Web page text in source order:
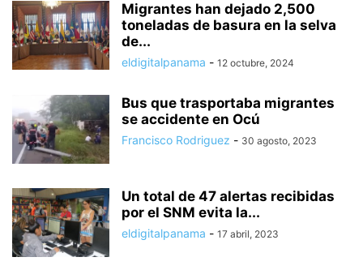
Migrantes han dejado 2,500
toneladas de basura en la selva
de...
eldigitalpanama - 12 octubre, 2024
Bus que trasportaba migrantes
se accidente en Ocú
Francisco Rodriguez - 30 agosto, 2023
Un total de 47 alertas recibidas
por el SNM evita la...
eldigitalpanama - 17 abril, 2023